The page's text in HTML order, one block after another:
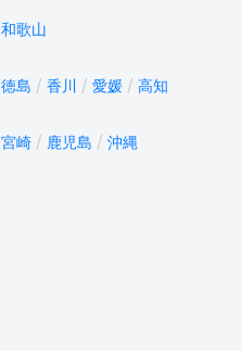
和歌山
徳島 香川 愛媛
高知
宮崎 鹿児島 沖縄